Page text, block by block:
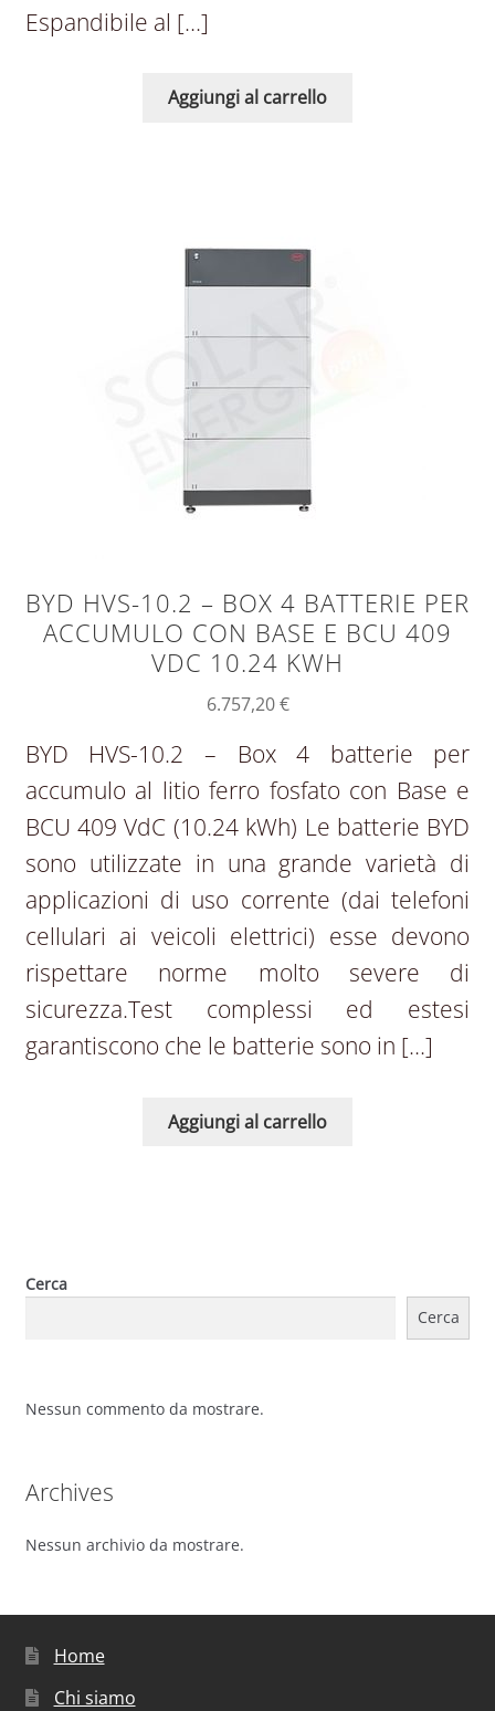
Espandibile al […]
Aggiungi al carrello
BYD HVS-10.2 – BOX 4 BATTERIE PER
ACCUMULO CON BASE E BCU 409
VDC 10.24 KWH
6.757,20€
BYD HVS-10.2 – Box 4 batterie per
accumulo al litio ferro fosfato con Base e
BCU 409 VdC (10.24 kWh) Le batterie BYD
sono utilizzate in una grande varietà di
applicazioni di uso corrente (dai telefoni
cellulari ai veicoli elettrici) esse devono
rispettare norme molto severe di
sicurezza.Test complessi ed estesi
garantiscono che le batterie sono in […]
Aggiungi al carrello
Cerca
Cerca
Nessun commento da mostrare.
Archives
Nessun archivio da mostrare.
Home
Chi siamo